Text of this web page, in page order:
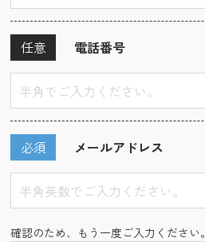
電話番号
任意
メールアドレス
必須
確認のため、もう一度ご入力ください。